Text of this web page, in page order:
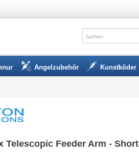
Angelzubehör Kunstköder
Telescopic Feeder Arm - Short